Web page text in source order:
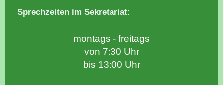
Sprechzeiten im Sekretariat:
montags - freitags
von 7:30 Uhr
bis 13:00 Uhr